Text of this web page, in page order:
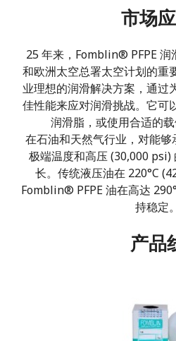
市场
25 年来，Fomblin® PFPE 润
和欧洲太空总署太空计划的重
业理想的润滑解决方案，通过
佳性能来应对润滑挑战。它可
润滑脂，或使用合适的载
在石油和天然气行业，对能够
极端温度和高压 (30,000 psi)
长。传统液压油在 220°C
Fomblin® PFPE 油在高达
持稳定。
产品